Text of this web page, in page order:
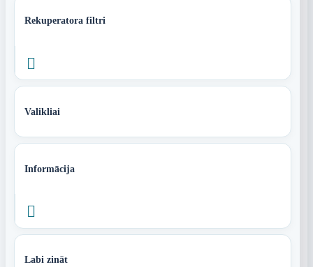
Rekuperatora filtri

Valikliai
Informācija

Labi zināt